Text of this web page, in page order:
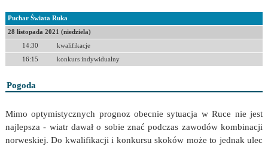
Puchar Świata Ruka
28 listopada 2021 (niedziela)
14:30 kwalifikacje
16:15 konkurs indywidualny
Pogoda
Mimo optymistycznych prognoz obecnie sytuacja w Ruce nie jest
najlepsza - wiatr dawał o sobie znać podczas zawodów kombinacji
norweskiej. Do kwalifikacji i konkursu skoków może to jednak ulec